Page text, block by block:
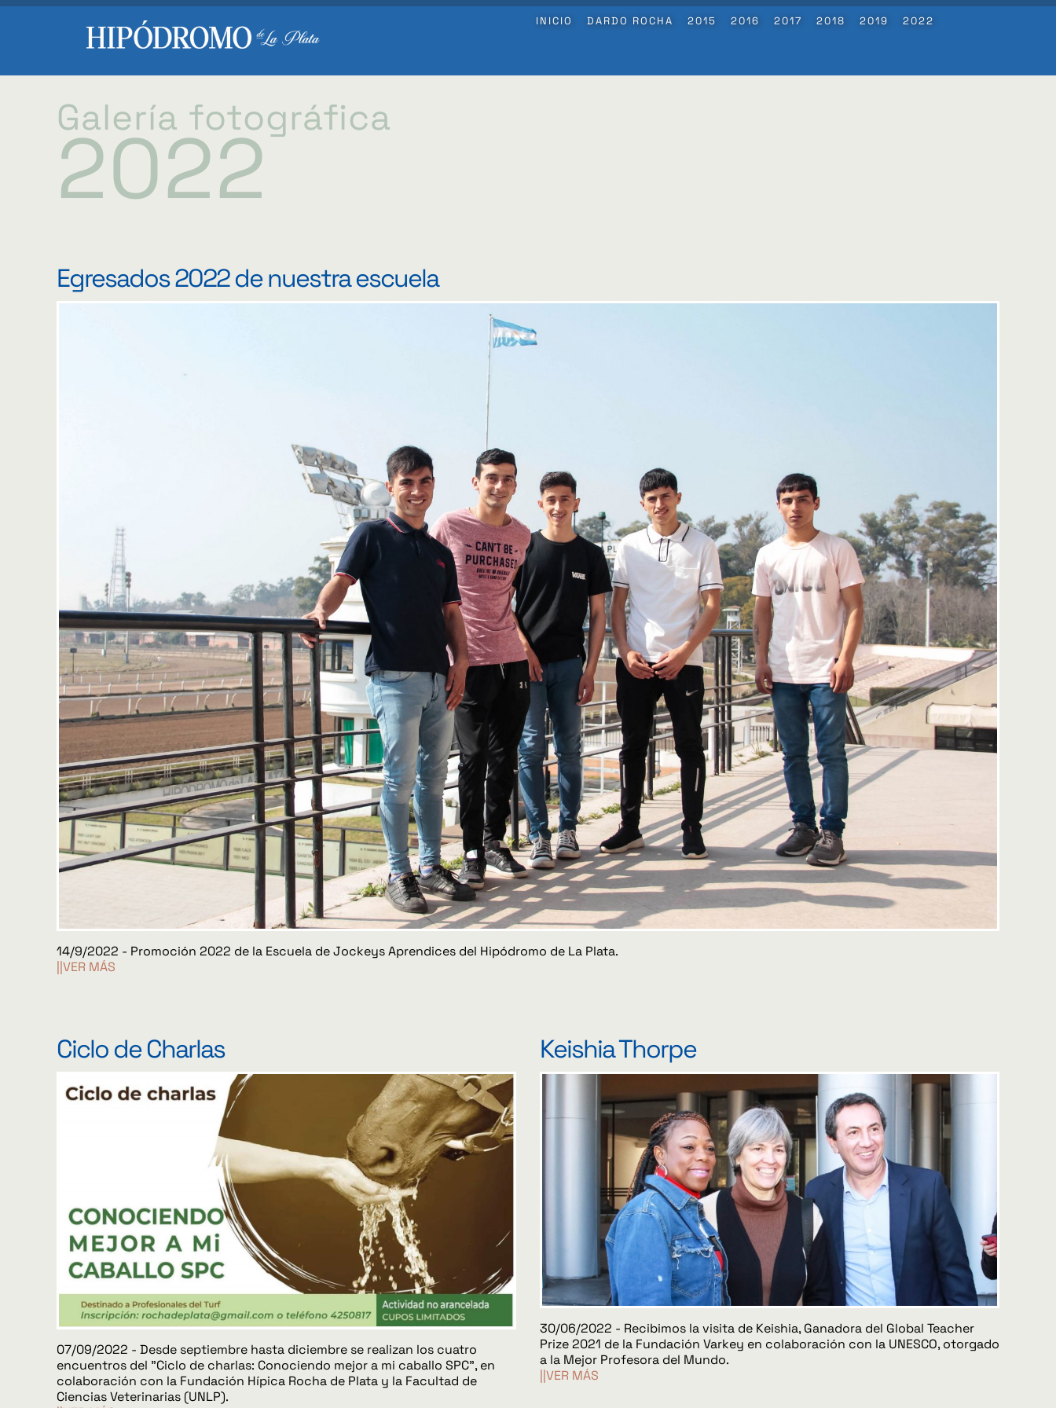
INICIO DARDO ROCHA 2015 2016 2017 2018 2019 2022
Galería fotográfica
2022
Egresados 2022 de nuestra escuela
14/9/2022 - Promoción 2022 de la Escuela de Jockeys Aprendices del Hipódromo de La Plata.
||VER MÁS
Ciclo de Charlas
07/09/2022 - Desde septiembre hasta diciembre se realizan los cuatro
encuentros del "Ciclo de charlas: Conociendo mejor a mi caballo SPC", en
colaboración con la Fundación Hípica Rocha de Plata y la Facultad de
Ciencias Veterinarias (UNLP).
Keishia Thorpe
30/06/2022 - Recibimos la visita de Keishia, Ganadora del Global Teacher
Prize 2021 de la Fundación Varkey en colaboración con la UNESCO, otorgado
a la Mejor Profesora del Mundo.
||VER MÁS